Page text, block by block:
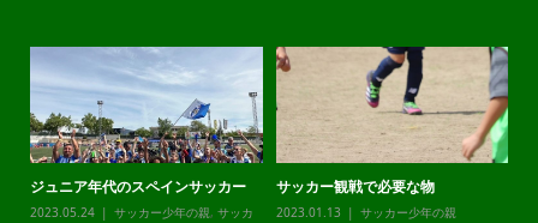
ッカー観戦で必要な物
サッカー少年の親
チャレンジリーグ
2023.12.21 サッカー少年の親,サッカ